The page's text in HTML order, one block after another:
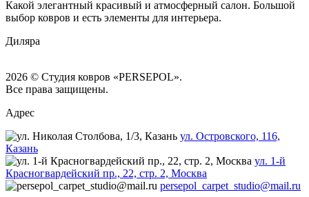
Какой элегантный красивый и атмосферный салон. Большой
выбор ковров и есть элементы для интерьера.
Диляра
2026 © Студия ковров «PERSEPOL».
Все права защищены.
Адрес
ул. Островского, 116,
Казань
ул. 1-й
Красногвардейский пр., 22, стр. 2, Москва
persepol_carpet_studio@mail.ru